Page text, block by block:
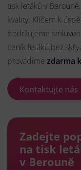
tisk letáků v
kvality. Klíčem k
dodržujeme
ceník letáků bez
provádíme zdarma
Kontaktujte nás
Zadejte
na tisk
v Berouně